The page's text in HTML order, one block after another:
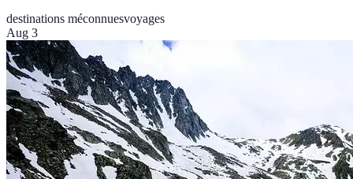
destinations méconnuesvoyages
Aug 3